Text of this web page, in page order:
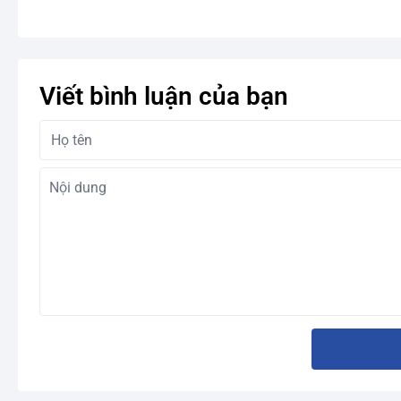
Viết bình luận của bạn